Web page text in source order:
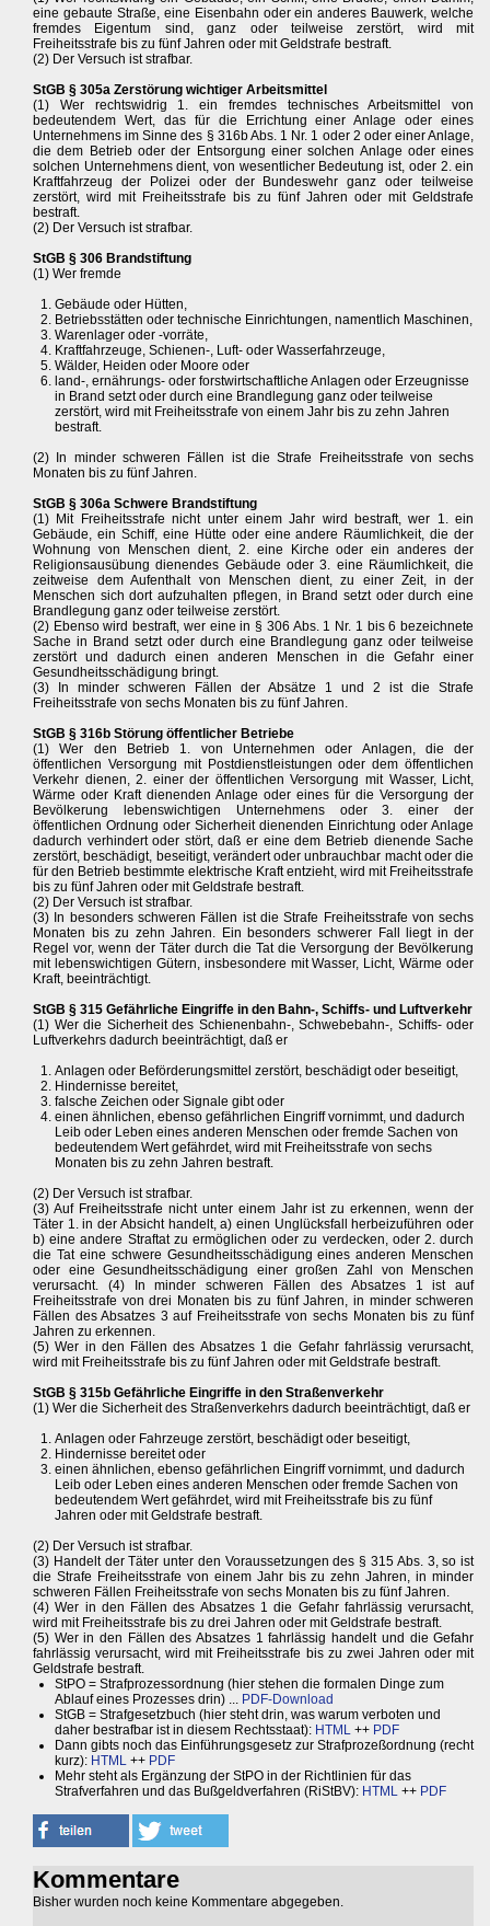
eine gebaute Straße, eine Eisenbahn oder ein anderes Bauwerk, welche
fremdes Eigentum sind, ganz oder teilweise zerstört, wird mit
Freiheitsstrafe bis zu fünf Jahren oder mit Geldstrafe bestraft.
(2) Der Versuch ist strafbar.
StGB § 305a Zerstörung wichtiger Arbeitsmittel
(1) Wer rechtswidrig 1. ein fremdes technisches Arbeitsmittel von
bedeutendem Wert, das für die Errichtung einer Anlage oder eines
Unternehmens im Sinne des § 316b Abs. 1 Nr. 1 oder 2 oder einer Anlage,
die dem Betrieb oder der Entsorgung einer solchen Anlage oder eines
solchen Unternehmens dient, von wesentlicher Bedeutung ist, oder 2. ein
Kraftfahrzeug der Polizei oder der Bundeswehr ganz oder teilweise
zerstört, wird mit Freiheitsstrafe bis zu fünf Jahren oder mit Geldstrafe
bestraft.
(2) Der Versuch ist strafbar.
StGB § 306 Brandstiftung
(1) Wer fremde
Gebäude oder Hütten,
Betriebsstätten oder technische Einrichtungen, namentlich Maschinen,
Warenlager oder -vorräte,
Kraftfahrzeuge, Schienen-, Luft- oder Wasserfahrzeuge,
Wälder, Heiden oder Moore oder
land-, ernährungs- oder forstwirtschaftliche Anlagen oder Erzeugnisse
in Brand setzt oder durch eine Brandlegung ganz oder teilweise
zerstört, wird mit Freiheitsstrafe von einem Jahr bis zu zehn Jahren
bestraft.
(2) In minder schweren Fällen ist die Strafe Freiheitsstrafe von sechs
Monaten bis zu fünf Jahren.
StGB § 306a Schwere Brandstiftung
(1) Mit Freiheitsstrafe nicht unter einem Jahr wird bestraft, wer 1. ein
Gebäude, ein Schiff, eine Hütte oder eine andere Räumlichkeit, die der
Wohnung von Menschen dient, 2. eine Kirche oder ein anderes der
Religionsausübung dienendes Gebäude oder 3. eine Räumlichkeit, die
zeitweise dem Aufenthalt von Menschen dient, zu einer Zeit, in der
Menschen sich dort aufzuhalten pflegen, in Brand setzt oder durch eine
Brandlegung ganz oder teilweise zerstört.
(2) Ebenso wird bestraft, wer eine in § 306 Abs. 1 Nr. 1 bis 6 bezeichnete
Sache in Brand setzt oder durch eine Brandlegung ganz oder teilweise
zerstört und dadurch einen anderen Menschen in die Gefahr einer
Gesundheitsschädigung bringt.
(3) In minder schweren Fällen der Absätze 1 und 2 ist die Strafe
Freiheitsstrafe von sechs Monaten bis zu fünf Jahren.
StGB § 316b Störung öffentlicher Betriebe
(1) Wer den Betrieb 1. von Unternehmen oder Anlagen, die der
öffentlichen Versorgung mit Postdienstleistungen oder dem öffentlichen
Verkehr dienen, 2. einer der öffentlichen Versorgung mit Wasser, Licht,
Wärme oder Kraft dienenden Anlage oder eines für die Versorgung der
Bevölkerung lebenswichtigen Unternehmens oder 3. einer der
öffentlichen Ordnung oder Sicherheit dienenden Einrichtung oder Anlage
dadurch verhindert oder stört, daß er eine dem Betrieb dienende Sache
zerstört, beschädigt, beseitigt, verändert oder unbrauchbar macht oder die
für den Betrieb bestimmte elektrische Kraft entzieht, wird mit Freiheitsstrafe
bis zu fünf Jahren oder mit Geldstrafe bestraft.
(2) Der Versuch ist strafbar.
(3) In besonders schweren Fällen ist die Strafe Freiheitsstrafe von sechs
Monaten bis zu zehn Jahren. Ein besonders schwerer Fall liegt in der
Regel vor, wenn der Täter durch die Tat die Versorgung der Bevölkerung
mit lebenswichtigen Gütern, insbesondere mit Wasser, Licht, Wärme oder
Kraft, beeinträchtigt.
StGB § 315 Gefährliche Eingriffe in den Bahn-, Schiffs- und Luftverkehr
(1) Wer die Sicherheit des Schienenbahn-, Schwebebahn-, Schiffs- oder
Luftverkehrs dadurch beeinträchtigt, daß er
Anlagen oder Beförderungsmittel zerstört, beschädigt oder beseitigt,
Hindernisse bereitet,
falsche Zeichen oder Signale gibt oder
einen ähnlichen, ebenso gefährlichen Eingriff vornimmt, und dadurch
Leib oder Leben eines anderen Menschen oder fremde Sachen von
bedeutendem Wert gefährdet, wird mit Freiheitsstrafe von sechs
Monaten bis zu zehn Jahren bestraft.
(2) Der Versuch ist strafbar.
(3) Auf Freiheitsstrafe nicht unter einem Jahr ist zu erkennen, wenn der
Täter 1. in der Absicht handelt, a) einen Unglücksfall herbeizuführen oder
b) eine andere Straftat zu ermöglichen oder zu verdecken, oder 2. durch
die Tat eine schwere Gesundheitsschädigung eines anderen Menschen
oder eine Gesundheitsschädigung einer großen Zahl von Menschen
verursacht. (4) In minder schweren Fällen des Absatzes 1 ist auf
Freiheitsstrafe von drei Monaten bis zu fünf Jahren, in minder schweren
Fällen des Absatzes 3 auf Freiheitsstrafe von sechs Monaten bis zu fünf
Jahren zu erkennen.
(5) Wer in den Fällen des Absatzes 1 die Gefahr fahrlässig verursacht,
wird mit Freiheitsstrafe bis zu fünf Jahren oder mit Geldstrafe bestraft.
StGB § 315b Gefährliche Eingriffe in den Straßenverkehr
(1) Wer die Sicherheit des Straßenverkehrs dadurch beeinträchtigt, daß er
Anlagen oder Fahrzeuge zerstört, beschädigt oder beseitigt,
Hindernisse bereitet oder
einen ähnlichen, ebenso gefährlichen Eingriff vornimmt, und dadurch
Leib oder Leben eines anderen Menschen oder fremde Sachen von
bedeutendem Wert gefährdet, wird mit Freiheitsstrafe bis zu fünf
Jahren oder mit Geldstrafe bestraft.
(2) Der Versuch ist strafbar.
(3) Handelt der Täter unter den Voraussetzungen des § 315 Abs. 3, so ist
die Strafe Freiheitsstrafe von einem Jahr bis zu zehn Jahren, in minder
schweren Fällen Freiheitsstrafe von sechs Monaten bis zu fünf Jahren.
(4) Wer in den Fällen des Absatzes 1 die Gefahr fahrlässig verursacht,
wird mit Freiheitsstrafe bis zu drei Jahren oder mit Geldstrafe bestraft.
(5) Wer in den Fällen des Absatzes 1 fahrlässig handelt und die Gefahr
fahrlässig verursacht, wird mit Freiheitsstrafe bis zu zwei Jahren oder mit
Geldstrafe bestraft.
StPO = Strafprozessordnung (hier stehen die formalen Dinge zum
Ablauf eines Prozesses drin) ... PDF-Download
StGB = Strafgesetzbuch (hier steht drin, was warum verboten und
daher bestrafbar ist in diesem Rechtsstaat): HTML ++ PDF
Dann gibts noch das Einführungsgesetz zur Strafprozeßordnung (recht
kurz): HTML ++ PDF
Mehr steht als Ergänzung der StPO in der Richtlinien für das
Strafverfahren und das Bußgeldverfahren (RiStBV): HTML ++ PDF
Kommentare
Bisher wurden noch keine Kommentare abgegeben.